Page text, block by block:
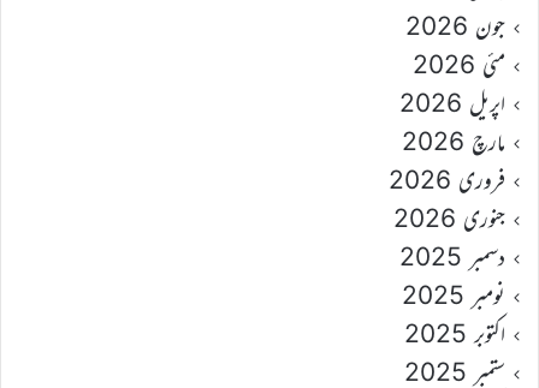
جون 2026
مئی 2026
اپریل 2026
مارچ 2026
فروری 2026
جنوری 2026
دسمبر 2025
نومبر 2025
اکتوبر 2025
ستمبر 2025